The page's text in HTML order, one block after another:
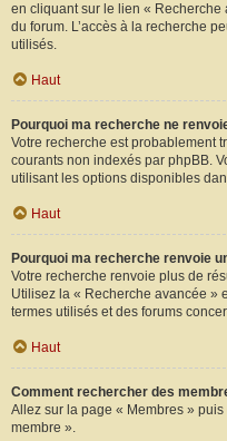
en cliquant sur le lien «
du forum. L’accès à la recherche
utilisés.
Haut
Pourquoi ma recherche ne
Votre recherche est probablement
courants non indexés par phpBB.
utilisant les options disponibles
Haut
Pourquoi ma recherche renvoie
Votre recherche renvoie plus de
Utilisez la « Recherche avancée »
termes utilisés et des forums
Haut
Comment rechercher des
Allez sur la page « Membres »
membre ».